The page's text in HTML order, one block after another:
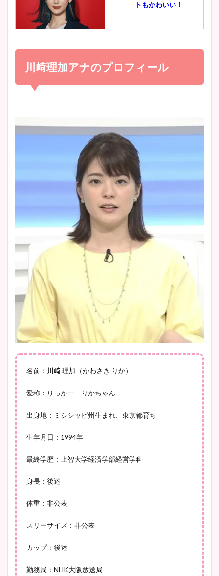
とめ！美脚や水着姿に年齢も
宇賀神メグアナのニット画像
池谷実悠アナのメガネ画像が
かわいい！カップや水着姿も
トもかわいい！
小室瑛莉子のカップ画像まと
め！足が美脚でニット衣装も
かわいい！
wikiプロフもチェック！
大家彩香アナのかわいいカッ
プ画像まとめ！同期や実家に
wikiプロフも！
安藤萌々アナのカップ画像や
ニット衣装まとめ！美足の筋
肉も凄い！
鈴木唯の太ってた時の体重が
ヤバすぎww原因や痩せたダ
イエット方は？昔と現在を画
豊島実季アナのカップ画像ま
とめ！美脚や水着姿に年齢も
調査！
宇賀神メグアナのニット画像
まとめ！足も美脚でカップも
池谷実悠アナのメガネ画像が
かわいい！カップや水着姿も
川﨑理加アナのプロフィール
名前：川﨑 理加（かわさき りか）
愛称：りっかー りかちゃん
出身地：ミシシッピ州生まれ、東京都育ち
生年月日：1994年
最終学歴：上智大学経済学部経営学科
身長：後述
体重：非公表
スリーサイズ：非公表
カップ：後述
勤務局：NHK大阪放送局